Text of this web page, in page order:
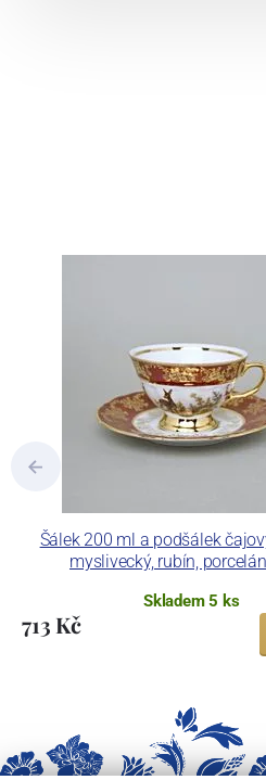
Šálek 200 ml a podšálek
myslivecký, rubín,
Skladem 5 ks
713 Kč